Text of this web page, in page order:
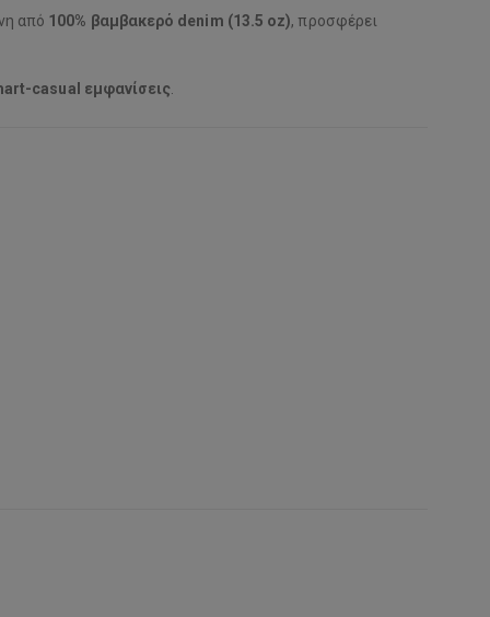
από 100% βαμβακερό denim (13.5 oz), προσφέρει
casual εμφανίσεις